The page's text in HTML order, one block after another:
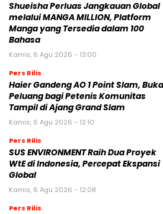
Shueisha Perluas Jangkauan Global
melalui MANGA MILLION, Platform
Manga yang Tersedia dalam 100
Bahasa
Kamis, 6 Agu 2026 - 13:00
Pers Rilis
Haier Gandeng AO 1 Point Slam, Buka
Peluang bagi Petenis Komunitas
Tampil di Ajang Grand Slam
Kamis, 6 Agu 2026 - 12:10
Pers Rilis
SUS ENVIRONMENT Raih Dua Proyek
WtE di Indonesia, Percepat Ekspansi
Global
Kamis, 6 Agu 2026 - 12:08
Pers Rilis